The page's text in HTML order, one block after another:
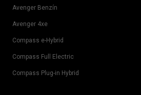
Avenger Benzín
Avenger 4xe
Compass e-Hybrid
Compass Full Electric
Compass Plug-in Hybrid